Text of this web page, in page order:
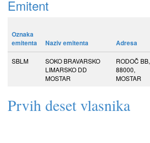
Emitent
Oznaka
emitenta
Naziv emitenta Adresa
SBLM
SOKO BRAVARSKO
LIMARSKO DD
MOSTAR
RODOČ BB,
88000,
MOSTAR
Prvih deset vlasnika